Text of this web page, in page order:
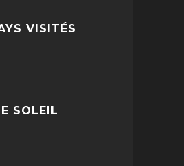
VISITÉS
SOLEIL